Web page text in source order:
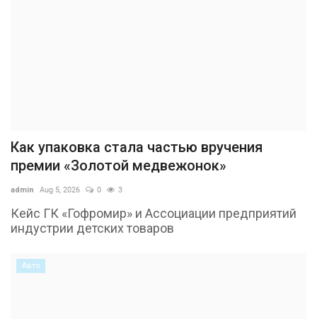
Как упаковка стала частью вручения
премии «Золотой медвежонок»
admin Aug 5, 2026 0 3
Кейс ГК «Гофромир» и Ассоциации предприятий
индустрии детских товаров
Авто